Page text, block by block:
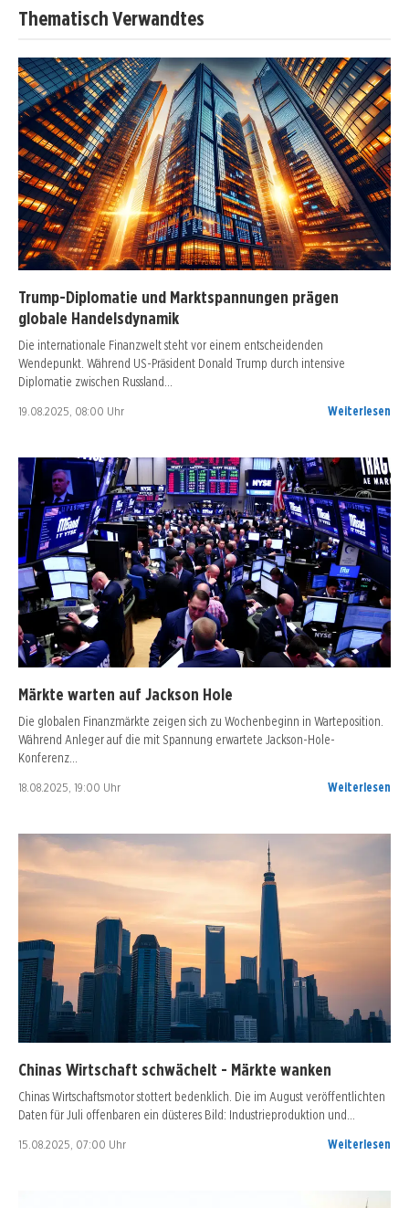
Thematisch Verwandtes
Trump-Diplomatie und Marktspannungen prägen
globale Handelsdynamik
Die internationale Finanzwelt steht vor einem entscheidenden
Wendepunkt. Während US-Präsident Donald Trump durch intensive
Diplomatie zwischen Russland…
19.08.2025, 08:00 Uhr Weiterlesen
Märkte warten auf Jackson Hole
Die globalen Finanzmärkte zeigen sich zu Wochenbeginn in Warteposition.
Während Anleger auf die mit Spannung erwartete Jackson-Hole-
Konferenz…
18.08.2025, 19:00 Uhr Weiterlesen
Chinas Wirtschaft schwächelt - Märkte wanken
Chinas Wirtschaftsmotor stottert bedenklich. Die im August veröffentlichten
Daten für Juli offenbaren ein düsteres Bild: Industrieproduktion und…
15.08.2025, 07:00 Uhr Weiterlesen